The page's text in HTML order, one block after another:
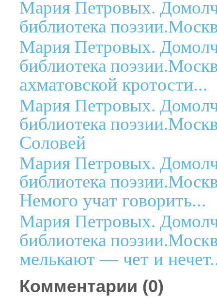
Мария Петровых.
библиотека
Мария Петровых.
библиотека
ахматовской кротости...
Мария Петровых.
библиотека
Соловей
Мария Петровых.
библиотека
Немого учат говорить...
Мария Петровых.
библиотека
мелькают — чет и
Комментарии (0)